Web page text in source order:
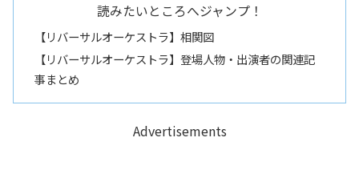
読みたいところへジャンプ！
【リバーサルオーケストラ】相関図
【リバーサルオーケストラ】登場人物・出演者の関連記
事まとめ
Advertisements